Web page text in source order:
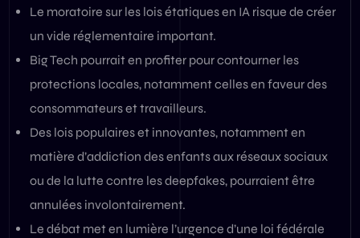
Le moratoire sur les lois étatiques en IA risque de créer
un vide réglementaire important.
Big Tech pourrait en profiter pour contourner les
protections locales, notamment celles en faveur des
consommateurs et travailleurs.
Des lois populaires et innovantes, notamment en
matière d’addiction des enfants aux réseaux sociaux
ou de la lutte contre les deepfakes, pourraient être
annulées involontairement.
Le débat met en lumière l’urgence d’une loi fédérale